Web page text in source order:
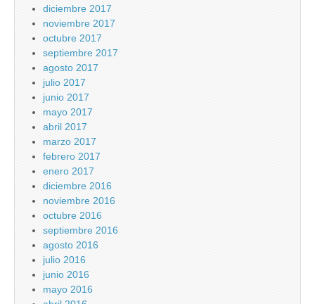
diciembre 2017
noviembre 2017
octubre 2017
septiembre 2017
agosto 2017
julio 2017
junio 2017
mayo 2017
abril 2017
marzo 2017
febrero 2017
enero 2017
diciembre 2016
noviembre 2016
octubre 2016
septiembre 2016
agosto 2016
julio 2016
junio 2016
mayo 2016